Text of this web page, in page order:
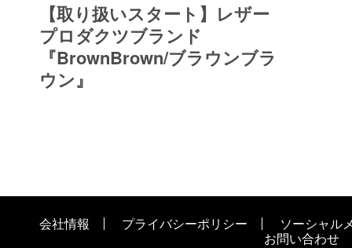
【取り扱いスタート】レザー
プロダクツブランド
『BrownBrown/ブラウンブラ
ウン』
会社情報 プライバシーポリシー
ソーシャル
お問い合わせ